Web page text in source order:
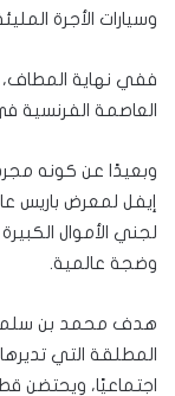
وسيارات الأجرة
ففي نهاية المطاف،
العاصمة الفرنسية
وبعيدًا عن كونه
لجني الأموال
وضجة عالمية.
هدف محمد بن سلمان
المطلقة التي
اجتماعيًا، ويحتضن